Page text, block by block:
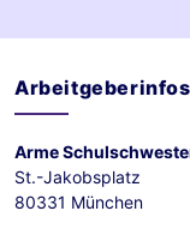
Arbeitgeberinfos
Arme
St.-Jakobsplatz
80331 München